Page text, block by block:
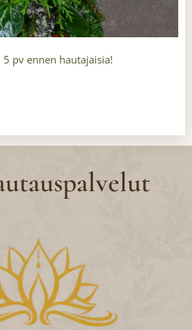
pv ennen hautajaisia!